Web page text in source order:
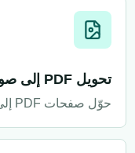
تحويل PDF إلى صور
حوّل صفحات PDF إلى صور وقم بتحميلها كملف ZIP.